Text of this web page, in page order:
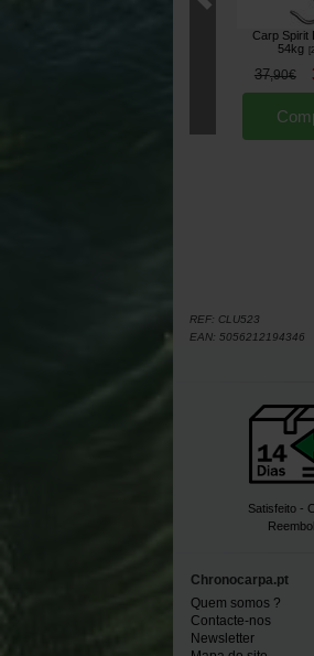
Carp Spirit
54kg
37,90€
REF: CLU523
EAN: 5056212194346
Satisfeito -
Chronocarpa.pt
Quem somos ?
Contacte-nos
Newsletter